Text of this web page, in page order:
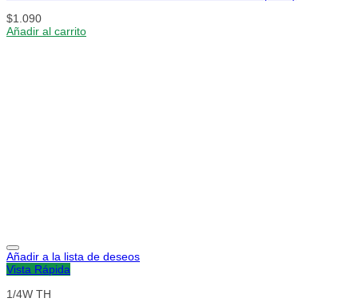
$1.090
Añadir al carrito
Añadir a la lista de deseos
Vista Rápida
1/4W TH